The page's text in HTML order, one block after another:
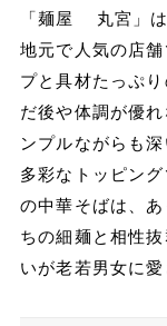
「麺屋 丸宮」
地元で人気の店
プと具材たっぷ
だ後や体調が優
ンプルながらも
多彩なトッピン
の中華そばは、
ちの細麺と相性
いが老若男女に愛